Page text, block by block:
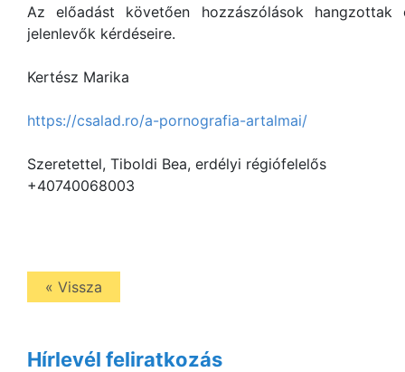
Az előadást követően hozzászólások
jelenlevők kérdéseire.
Kertész Marika
https://csalad.ro/a-pornografia-artalmai/
Szeretettel, Tiboldi Bea, erdélyi régiófelelős
+40740068003
« Vissza
Hírlevél feliratkozás